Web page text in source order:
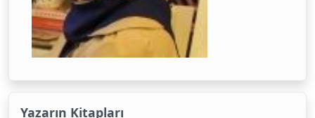
Yazarın Kitapları